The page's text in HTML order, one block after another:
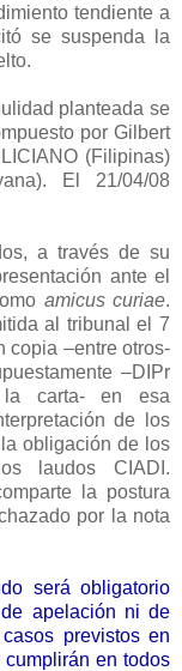
tendiente a
se suspenda la
planteada se
por Gilbert
(Filipinas)
El 21/04/08
a través de su
ante el
amicus curiae.
al tribunal el 7
copia –entre otros-
–DIPr
carta- en esa
de los
obligación de los
laudos CIADI.
la postura
por la nota
será obligatorio
apelación ni de
previstos en
en todos